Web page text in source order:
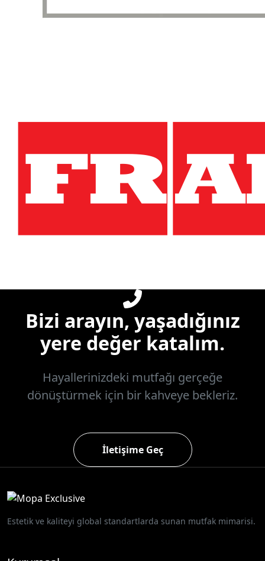
Bizi arayın, yaşadığınız
yere değer katalım.
Hayallerinizdeki mutfağı gerçeğe
dönüştürmek için bir kahveye bekleriz.
İletişime Geç
Estetik ve kaliteyi global standartlarda sunan mutfak mimarisi.